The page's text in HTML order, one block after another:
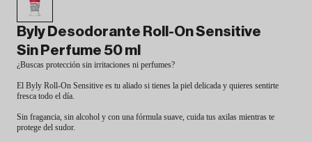
Byly Desodorante Roll-On Sensitive
Sin Perfume 50 ml
¿Buscas protección sin irritaciones ni perfumes?
El Byly Roll-On Sensitive es tu aliado si tienes la piel delicada y quieres sentirte
fresca todo el día.
Sin fragancia, sin alcohol y con una fórmula suave, cuida tus axilas mientras te
protege del sudor.